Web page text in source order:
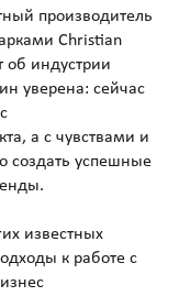
производитель
Christian
об индустрии
уверена: сейчас
а с чувствами и
создать успешные
известных
к работе с